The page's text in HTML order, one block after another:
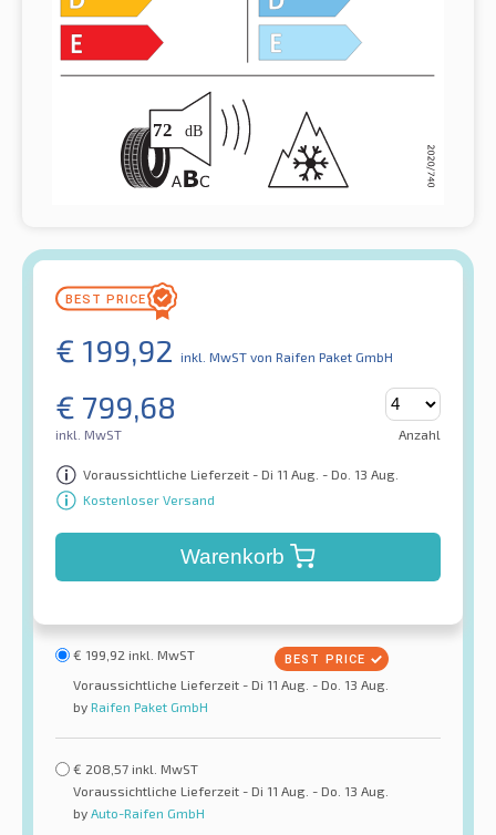
€ 199,92 inkl. MwST von Raifen Paket GmbH
€ 799,68
inkl. MwST Anzahl
Voraussichtliche Lieferzeit - Di 11 Aug. - Do. 13 Aug.
Kostenloser Versand
Warenkorb
€ 199,92 inkl. MwST
Voraussichtliche Lieferzeit - Di 11 Aug. - Do. 13 Aug.
by Raifen Paket GmbH
€ 208,57 inkl. MwST
Voraussichtliche Lieferzeit - Di 11 Aug. - Do. 13 Aug.
by Auto-Raifen GmbH